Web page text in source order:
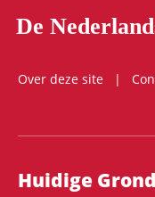
De
Over deze site
Huidige